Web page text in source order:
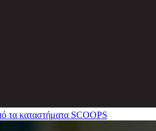
τα καταστήματα SCOOPS